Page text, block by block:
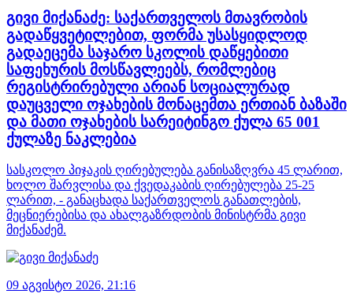
გივი მიქანაძე: საქართველოს მთავრობის
გადაწყვეტილებით, ფორმა უსასყიდლოდ
გადაეცემა საჯარო სკოლის დაწყებითი
საფეხურის მოსწავლეებს, რომლებიც
რეგისტრირებული არიან სოციალურად
დაუცველი ოჯახების მონაცემთა ერთიან ბაზაში
და მათი ოჯახების სარეიტინგო ქულა 65 001
ქულაზე ნაკლებია
სასკოლო პიჯაკის ღირებულება განისაზღვრა 45 ლარით,
ხოლო შარვლისა და ქვედაკაბის ღირებულება 25-25
ლარით, - განაცხადა საქართველოს განათლების,
მეცნიერებისა და ახალგაზრდობის მინისტრმა გივი
მიქანაძემ.
09 აგვისტო 2026, 21:16